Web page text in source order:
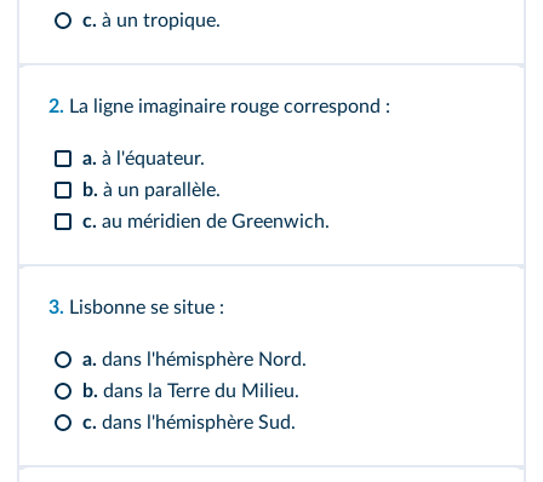
c. à un tropique.
2. La ligne imaginaire rouge correspond :
a. à l'équateur.
b. à un parallèle.
c. au méridien de Greenwich.
3. Lisbonne se situe :
a. dans l'hémisphère Nord.
b. dans la Terre du Milieu.
c. dans l'hémisphère Sud.